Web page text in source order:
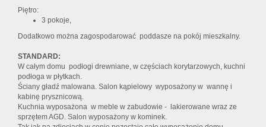
Piętro:
3 pokoje,
Dodatkowo można zagospodarować poddasze na pokój mieszkalny.
STANDARD:
W całym domu podłogi drewniane, w częściach korytarzowych, kuchni
podłoga w płytkach.
Ściany gładź malowana. Salon kąpielowy wyposażony w wannę i
kabinę prysznicową.
Kuchnia wyposażona w meble w zabudowie - lakierowane wraz ze
sprzętem AGD. Salon wyposażony w kominek.